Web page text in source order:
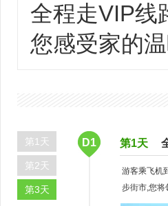
全程走VIP线
您感受家的
第1天
第2天
第3天
D1 第1天
游客乘飞机
步街市,您将